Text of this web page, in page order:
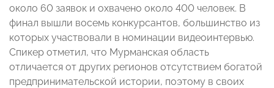
около 60 заявок и охвачено около 400 человек. В
финал вышли восемь конкурсантов, большинство из
которых участвовали в номинации видеоинтервью.
Спикер отметил, что Мурманская область
отличается от других регионов отсутствием богатой
предпринимательской истории, поэтому в своих